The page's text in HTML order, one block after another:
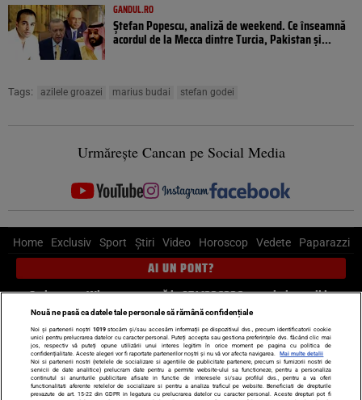
GANDUL.RO
Ștefan Popescu, analiză de weekend. Ce înseamnă
acordul de la Mecca dintre Turcia, Pakistan şi...
Tags: azilele groazei marius budai stefan godei
Urmărește Cancan pe Social Media
Home Exclusiv Sport Știri Video Horoscop Vedete Paparazzi
AI UN PONT?
Scrie-ne pe Whatsapp, sună la 0741226226 sau trimite mail la
pont@cancan.ro
Știri interne Știri externe
Politică
Ultimele stiri
Diete Insula Iubirii Dictionar de vise
LIFE STYLE
Horoscop
Nouă ne pasă ca datele tale personale să rămână confidențiale
Noi și partenerii noștri 1019stocăm și/sau accesăm informații pe dispozitivul dvs., precum identificatorii cookie
unici pentru prelucrarea datelor cu caracter personal. Puteți accepta sau gestiona preferințele dvs. făcând clic mai
jos, respectiv vă puteți opune utilizării unui interes legitim în orice moment pe pagina cu politica de
confidențialitate. Aceste alegeri vor fi raportate partenerilor noștri și nu vă vor afecta navigarea.
Mai multe detalii
Noi si partenerii nostri (retelele de socializare si agentiile de publicitate partenere, precum si furnizorii nostri de
servicii de date analitice) prelucram date pentru a permite website-ului sa functioneze, pentru a personaliza
continutul si anunturile publicitare afisate in functie de interesele si/sau profilul dvs., pentru a va oferi
functionalitati aferente retelelor de socializare si pentru a analiza traficul pe website. Beneficiati de drepturile
prevazute de art. 15-22 din GDPR in legatura cu prelucrarea datelor cu caracter personal. Aceste drepturi pot fi